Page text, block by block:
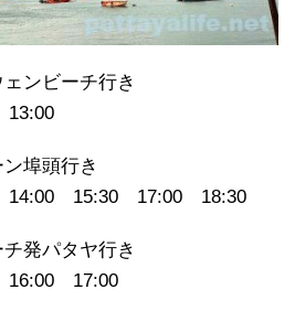
ンビーチ行き
埠頭行き
15:30 17:00 18:30
発パタヤ行き
17:00